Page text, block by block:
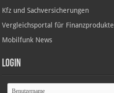
Kfz und Sachversicherungen
Vergleichsportal für Finanzprodukte
Mobilfunk News
Login